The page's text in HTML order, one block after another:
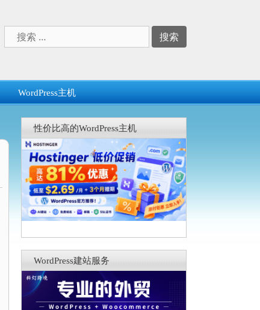
索：
WordPress主机
性价比高的WordPress主机
WordPress建站服务